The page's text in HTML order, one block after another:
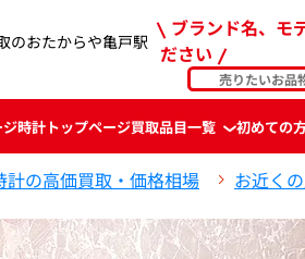
のおたからや亀戸駅
ブランド名、モ
ださい
時計トップページ買取品目一覧 初めての
計の高価買取・価格相場 お近く